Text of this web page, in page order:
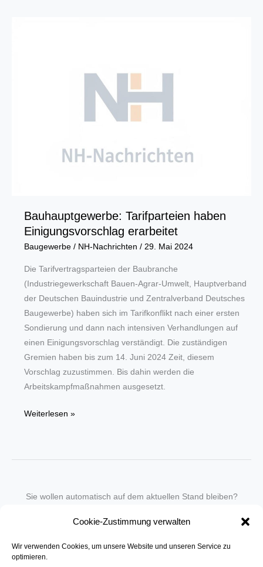
Cookie-Zustimmung verwalten
Wir verwenden Cookies, um unsere Website und unseren Service zu
optimieren.
Bauhauptgewerbe: Tarifparteien haben
Einigungsvorschlag erarbeitet
Baugewerbe/ NH-Nachrichten / 29. Mai 2024
Die Tarifvertragsparteien der Baubranche
(Industriegewerkschaft Bauen-Agrar-Umwelt, Hauptverband
der Deutschen Bauindustrie und Zentralverband Deutsches
Baugewerbe) haben sich im Tarifkonflikt nach einer ersten
Sondierung und dann nach intensiven Verhandlungen auf
einen Einigungsvorschlag verständigt. Die zuständigen
Gremien haben bis zum 14. Juni 2024 Zeit, diesem
Vorschlag zuzustimmen. Bis dahin werden die
Arbeitskampfmaßnahmen ausgesetzt.
Bauhauptgewerbe:
Weiterlesen »
Sie wollen automatisch auf dem aktuellen Stand bleiben?
in unseren Newsletter-Service auf.
Senden Sie für ein Angebot einfach eine